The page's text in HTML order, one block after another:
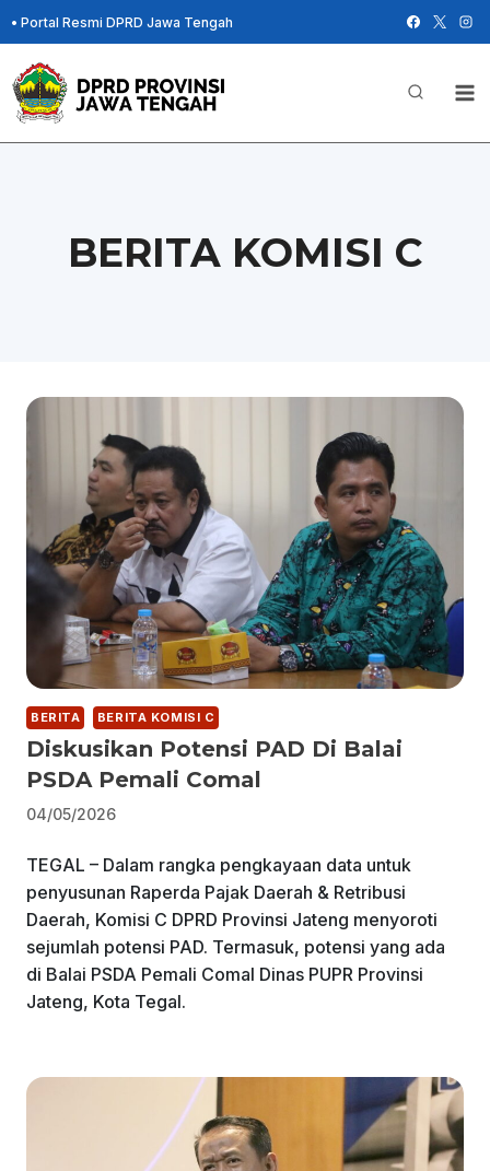
Skip
to
content
• Portal Resmi DPRD Jawa Tengah
BERITA KOMISI C
BERITA BERITA KOMISI C
Diskusikan Potensi PAD Di Balai
PSDA Pemali Comal
04/05/2026
TEGAL – Dalam rangka pengkayaan data untuk
penyusunan Raperda Pajak Daerah & Retribusi
Daerah, Komisi C DPRD Provinsi Jateng menyoroti
sejumlah potensi PAD. Termasuk, potensi yang ada
di Balai PSDA Pemali Comal Dinas PUPR Provinsi
Jateng, Kota Tegal.